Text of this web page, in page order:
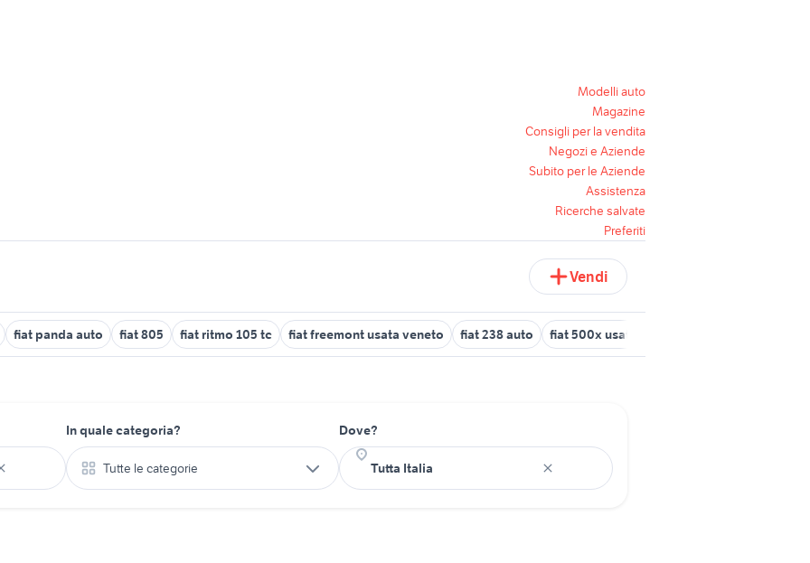
Modelli auto
Magazine
Consigli per la vendita
Negozi e Aziende
Subito per le Aziende
Assistenza
Ricerche salvate
Preferiti
Vendi
fiat panda auto fiat 805 fiat ritmo 105 tc fiat freemont usata veneto fiat 238 auto fiat 500x usata torino
In quale categoria?
Tutte le categorie
Dove?